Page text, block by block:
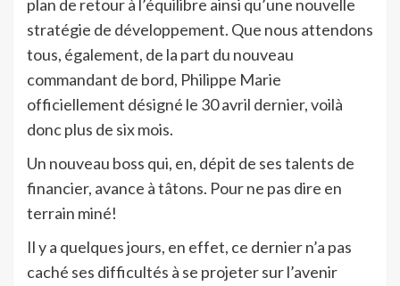
plan de retour à l’équilibre ainsi qu’une nouvelle
stratégie de développement. Que nous attendons
tous, également, de la part du nouveau
commandant de bord, Philippe Marie
officiellement désigné le 30 avril dernier, voilà
donc plus de six mois.
Un nouveau boss qui, en, dépit de ses talents de
financier, avance à tâtons. Pour ne pas dire en
terrain miné!
Il y a quelques jours, en effet, ce dernier n’a pas
caché ses difficultés à se projeter sur l’avenir